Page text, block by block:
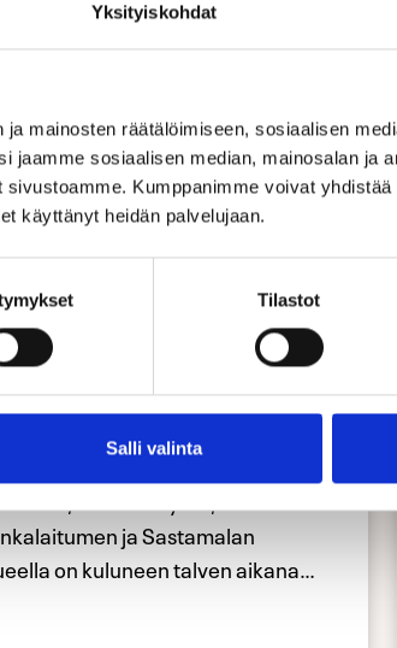
Yksityiskohdat
mainosten räätälöimiseen, sosiaalisen
jaamme sosiaalisen median, mainosalan ja
Kumppanimme voivat
käyttänyt heidän palvelujaan.
Tilastot
Salli valinta
Yhteistyöstä voimaa
ja Sastamalan
on kuluneen talven aikana